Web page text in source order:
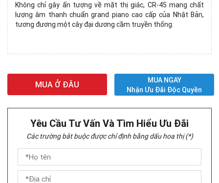
Không chỉ gây ấn tượng về mặt thị giác, CR-45 mang chất
lượng âm thanh chuẩn grand piano cao cấp của Nhật Bản,
tương đương một cây đại dương cầm truyền thống.
MUA Ở ĐÂU
MUA NGAY
Nhận Ưu Đãi Độc Quyền
Yêu Cầu Tư Vấn Và Tìm Hiểu Ưu Đãi
Các trường bắt buộc được chỉ định bằng dấu hoa thị (*)